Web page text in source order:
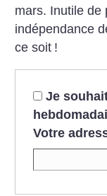
mars. Inutile de
indépendance
ce soit !
Je
Votre